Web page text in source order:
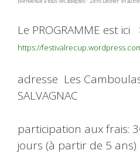
Le PROGRAMME est ici
https://
adresse Les
SALVAGNAC
participation aux frais:
jours (à partir de 5 ans)